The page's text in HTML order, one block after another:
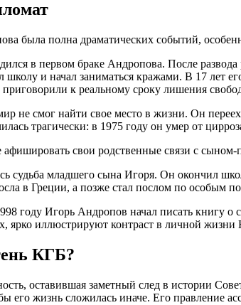
была полна драматических событий,
в первом браке Андропова. После
и начал заниматься кражами. В 17 лет
к реальному сроку лишения
не смог найти свое место в жизни. Он
трагически: в 1975 году он умер от
свои родственные связи с сыном-
судьба младшего сына Игоря. Он окончил
в Греции, а позже стал послом по особым
году Игорь Андропов начал писать книгу
ярко иллюстрируют контраст в личной
КГБ?
оставившая заметный след в истории
его жизнь сложилась иначе. Его правление